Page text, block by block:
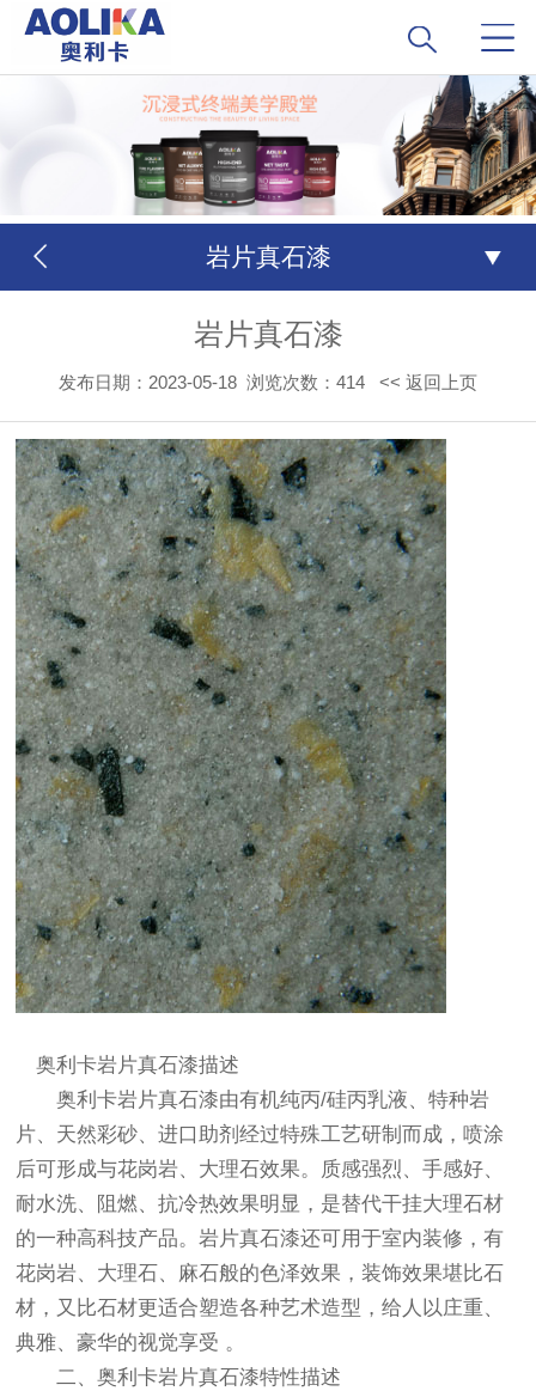
岩片真石漆
岩片真石漆
发布日期：2023-05-18 浏览次数：414 << 返回上页
奥利卡岩片真石漆描述
奥利卡岩片真石漆由有机纯丙/硅丙乳液、特种岩
片、天然彩砂、进口助剂经过特殊工艺研制而成，喷涂
后可形成与花岗岩、大理石效果。质感强烈、手感好、
耐水洗、阻燃、抗冷热效果明显，是替代干挂大理石材
的一种高科技产品。岩片真石漆还可用于室内装修，有
花岗岩、大理石、麻石般的色泽效果，装饰效果堪比石
材，又比石材更适合塑造各种艺术造型，给人以庄重、
典雅、豪华的视觉享受 。
二、奥利卡岩片真石漆特性描述